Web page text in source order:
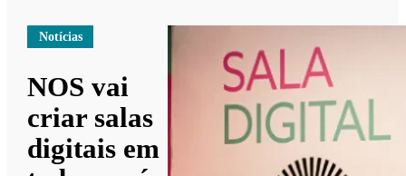
Notícias
NOS vai
criar salas
digitais em